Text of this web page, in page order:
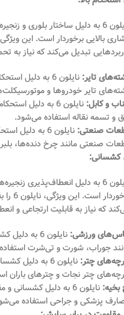
نایلون 6 به دلیل ساختار بلوری
تبدیل می‌کند که نیاز به
تایر:
نایلون 6 به
تایر خودروها و
و کابل:
نایلون 6 به
و تسمه نقاله استفاده می‌شود.
صنعتی:
نایلون 6 به
صنعتی مانند چرخ دنده‌ها،
نایلون 6 به دلیل انعطاف‌پذیری
که نیاز به قابلیت ارتجاعی و
ورزشی:
نایلون 6
جوراب، شورت و تی‌شرت
چتر:
نایلون 6 به
چتر نجات و چترهای باران
بخیه:
نایلون 6 به دلیل
پزشکی و جراحی استفاده